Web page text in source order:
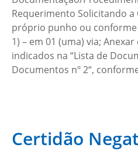
Requerimento Solicitando a
próprio punho ou
1) – em 01 (uma) via;
indicados na “Lista de
Documentos nº 2“,
Certidão